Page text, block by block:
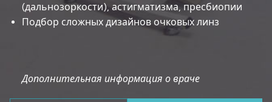
(дальнозоркости), астигматизма, пресбиопии
Подбор сложных дизайнов очковых линз
Дополнительная информация о враче